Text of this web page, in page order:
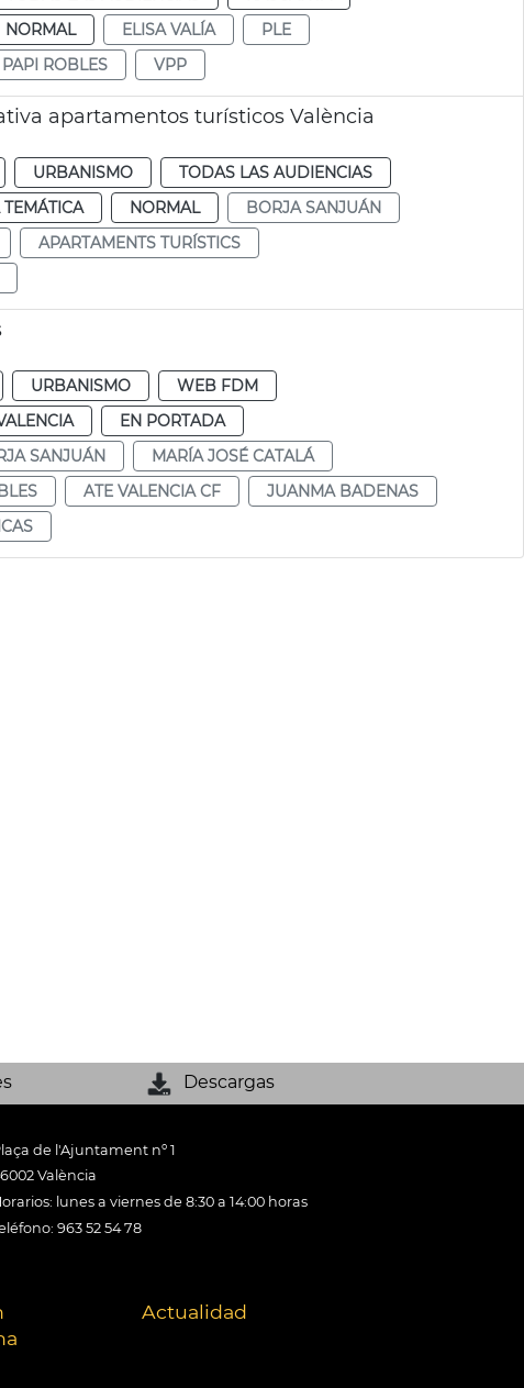
NORMAL ELISA VALÍA
PLE
PAPI ROBLES VPP
apartamentos turísticos València
URBANISMO
TODAS LAS AUDIENCIAS
NORMAL
BORJA SANJUÁN
APARTAMENTS TURÍSTICS
URBANISMO
WEB FDM
EN PORTADA
SANJUÁN
MARÍA JOSÉ CATALÁ
ATE VALENCIA CF
JUANMA BADENAS
Descargas
de l'Ajuntament nº 1
València
lunes a viernes de 8:30 a 14:00 horas
963 52 54 78
Actualidad